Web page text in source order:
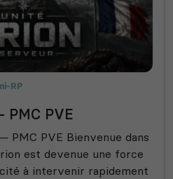
RP
PMC PVE
PVE Bienvenue dans
est devenue une force
à intervenir rapidement